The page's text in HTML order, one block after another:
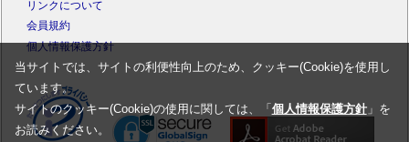
リンクについて
会員規約
個人情報保護方針
当サイトでは、サイトの利便性向上のため、クッキー(Cookie)を使用し
ています。
サイトのクッキー(Cookie)の使用に関しては、「 個人情報保護方針」を
お読みください。